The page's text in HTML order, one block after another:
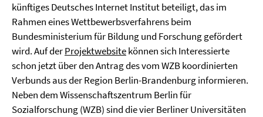
künftiges Deutsches Internet Institut beteiligt, das im
Rahmen eines Wettbewerbsverfahrens beim
Bundesministerium für Bildung und Forschung gefördert
wird. Auf derProjektwebsitekönnen sich Interessierte
schon jetzt über den Antrag des vom WZB koordinierten
Verbunds aus der Region Berlin-Brandenburg informieren.
Neben dem Wissenschaftszentrum Berlin für
Sozialforschung (WZB) sind die vier Berliner Universitäten